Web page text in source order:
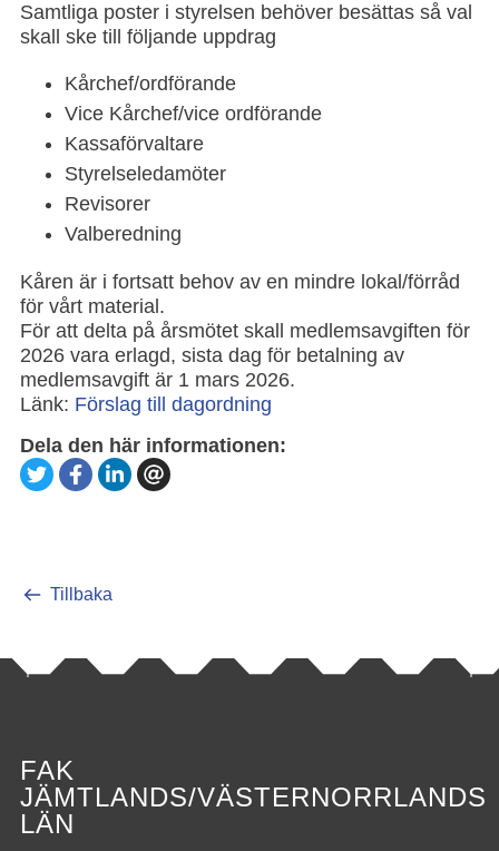
Samtliga poster i styrelsen behöver besättas så val
skall ske till följande uppdrag
Kårchef/ordförande
Vice Kårchef/vice ordförande
Kassaförvaltare
Styrelseledamöter
Revisorer
Valberedning
Kåren är i fortsatt behov av en mindre lokal/förråd
för vårt material.
För att delta på årsmötet skall medlemsavgiften för
2026 vara erlagd, sista dag för betalning av
medlemsavgift är 1 mars 2026.
Länk: Förslag till dagordning
Dela den här informationen:
Tillbaka
FAK
JÄMTLANDS/VÄSTERNORRLANDS
LÄN